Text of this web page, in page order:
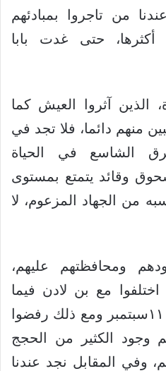
من تاجروا بمبادئهم
حتى غدت بابا
الذين آثروا العيش كما
منهم دائما، فلا تجد في
الشاسع في الحياة
وقائد يتمتع بمستوى
من الجهاد المزعوم، لا
ومحافظتهم عليهم،
مع بن لادن فيما
تبنته جماعته من أحداث ١١سبتمبر ومع ذلك رفضوا
وجود الكثير من الحجج
وفي المقابل نجد عندنا